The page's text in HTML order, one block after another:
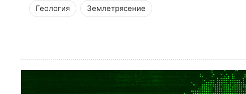
Геология Землетрясение